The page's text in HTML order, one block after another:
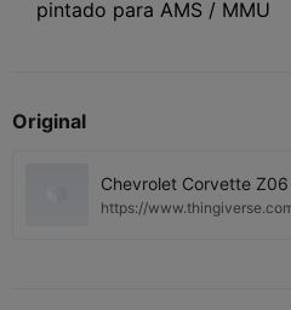
pintado para AMS / MMU
Original
Chevrolet Corvette
Thingiverse
https://